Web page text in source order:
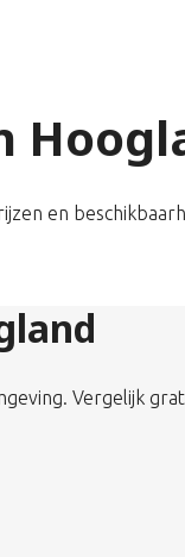
en
Vergelijk